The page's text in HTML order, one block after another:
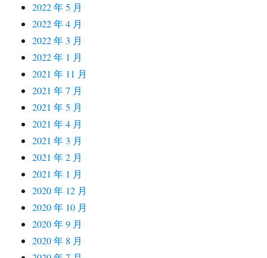
2022 年 5 月
2022 年 4 月
2022 年 3 月
2022 年 1 月
2021 年 11 月
2021 年 7 月
2021 年 5 月
2021 年 4 月
2021 年 3 月
2021 年 2 月
2021 年 1 月
2020 年 12 月
2020 年 10 月
2020 年 9 月
2020 年 8 月